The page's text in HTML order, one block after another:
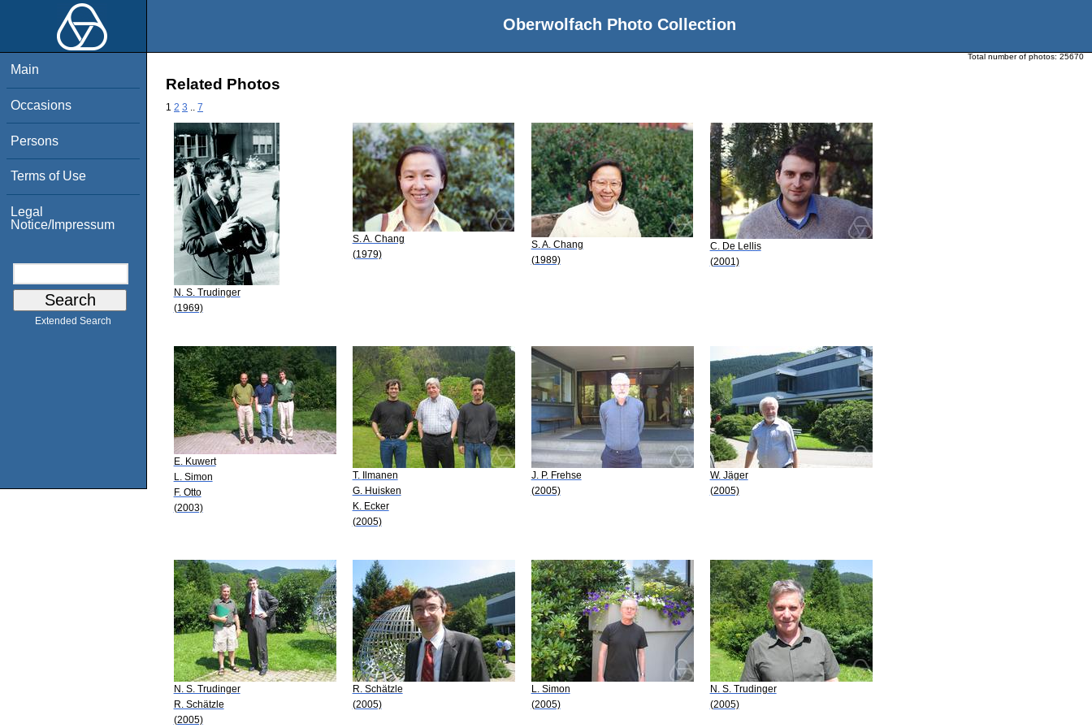
Oberwolfach Photo Collection
Main
Occasions
Persons
Terms of Use
Legal
Notice/Impressum
Extended Search
Total number of photos: 25670
Related Photos
1 2 3 7
N. S. Trudinger
(1969)
S. A. Chang
(1979)
S. A. Chang
(1989)
C. De Lellis
(2001)
E. Kuwert
L. Simon
F. Otto
(2003)
T. Ilmanen
G. Huisken
K. Ecker
(2005)
J. P. Frehse
(2005)
W. Jäger
(2005)
N. S. Trudinger
R. Schätzle
(2005)
R. Schätzle
(2005)
L. Simon
(2005)
N. S. Trudinger
(2005)